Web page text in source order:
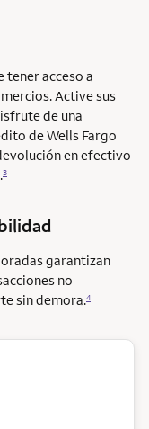
tener acceso a
Active sus
de una
de Wells Fargo
en efectivo
3
garantizan
no
sin demora.4